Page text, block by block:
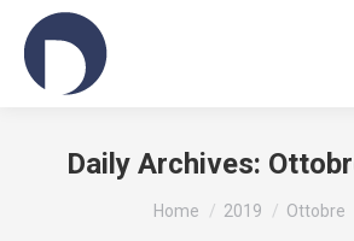
Daily Archives:
You are here:
Home 2019 Ottobre